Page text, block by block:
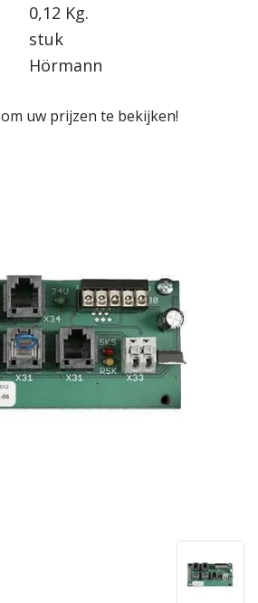
0,12 Kg.
stuk
Hörmann
om uw prijzen te bekijken!